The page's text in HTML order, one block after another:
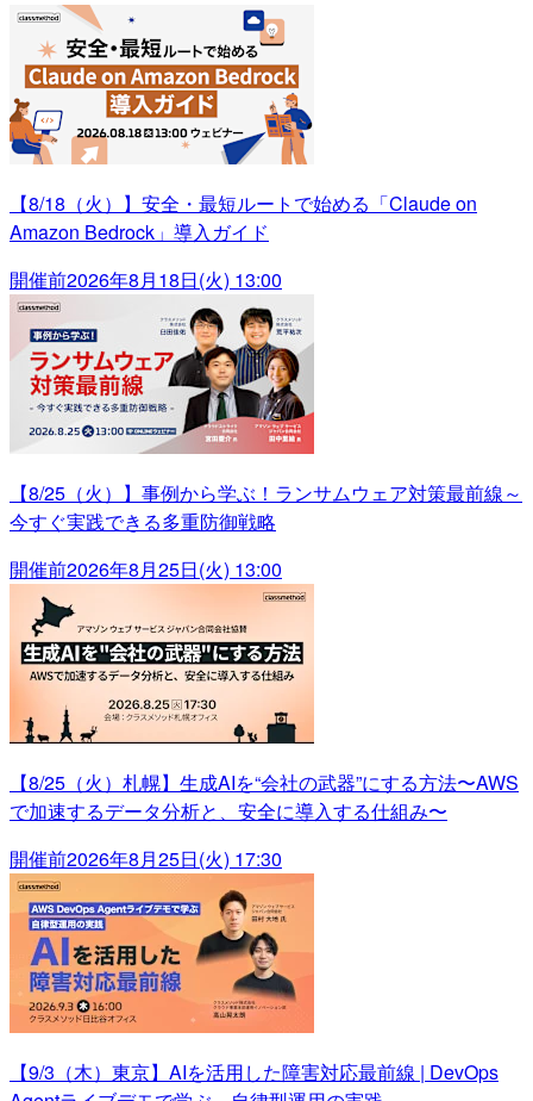
【8/18（火）】安全・最短ルートで始める「Claude on
Amazon Bedrock」導入ガイド
開催前2026年8月18日(火) 13:00
【8/25（火）】事例から学ぶ！ランサムウェア対策最前線～
今すぐ実践できる多重防御戦略
開催前2026年8月25日(火) 13:00
【8/25（火）札幌】生成AIを“会社の武器”にする方法〜AWS
で加速するデータ分析と、安全に導入する仕組み〜
開催前2026年8月25日(火) 17:30
【9/3（木）東京】AIを活用した障害対応最前線 | DevOps